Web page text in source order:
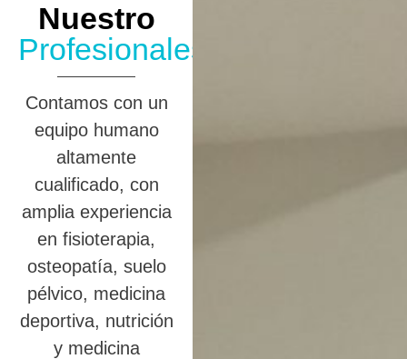
Nuestro
Profesionales
Contamos con un
equipo humano
altamente
cualificado, con
amplia experiencia
en fisioterapia,
osteopatía, suelo
pélvico, medicina
deportiva, nutrición
y medicina